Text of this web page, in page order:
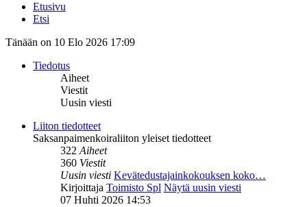
Etusivu
Etsi
Tänään on 10 Elo 2026 17:09
Tiedotus
Aiheet
Viestit
Uusin viesti
Liiton tiedotteet
Saksanpaimenkoiraliiton yleiset tiedotteet
322Aiheet
360 Viestit
Uusin viesti Kevätedustajainkokouksen koko…
Kirjoittaja Toimisto Spl Näytä uusin viesti
07 Huhti 2026 14:53